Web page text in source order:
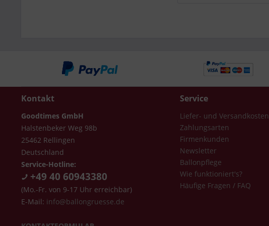
Kontakt
Goodtimes GmbH
Halstenbeker Weg 98b
25462 Rellingen
Deutschland
Service-Hotline:
+49 40 60943380
(Mo.-Fr. von 9-17 Uhr erreichbar)
E-Mail: info@ballongruesse.de
Service
Liefer- und Versandkosten
Zahlungsarten
Firmenkunden
Newsletter
Ballonpflege
Wie funktioniert's?
Häufige Fragen / FAQ